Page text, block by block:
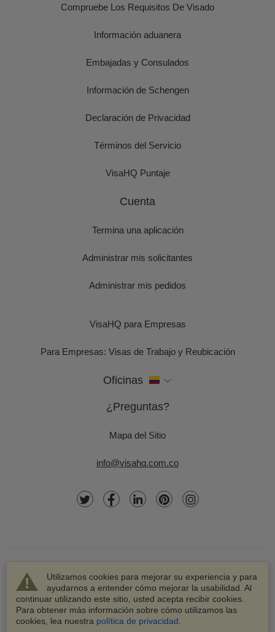
Utilizamos cookies para mejorar su experiencia y para
ayudarnos a entender cómo mejorar la usabilidad. Al
continuar utilizando este sitio, usted acepta recibir cookies.
Para obtener más información sobre cómo utilizamos las
cookies, lea nuestra política de privacidad
Compruebe Los Requisitos De Visado
Información aduanera
Embajadas y Consulados
Información de Schengen
Declaración de Privacidad
Términos del Servicio
VisaHQ Puntaje
Cuenta
Termina una aplicación
Administrar mis solicitantes
Administrar mis pedidos
VisaHQ para Empresas
Para Empresas: Visas de Trabajo y Reubicación
Oficinas
¿Preguntas?
Mapa del Sitio
info@visahq.com.co
© 2003-2026 VisaHQ.com, Inc. Todos los derechos
reservados.
VisaHQ y el logotipo de VisaHQ son marcas registradas de